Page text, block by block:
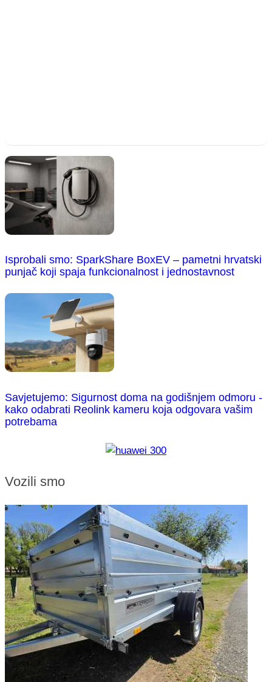
Isprobali smo: SparkShare BoxEV – pametni hrvatski
punjač koji spaja funkcionalnost i jednostavnost
Savjetujemo: Sigurnost doma na godišnjem odmoru -
kako odabrati Reolink kameru koja odgovara vašim
potrebama
Vozili smo